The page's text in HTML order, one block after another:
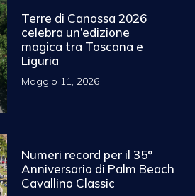
Terre di Canossa 2026
celebra un’edizione
magica tra Toscana e
Liguria
Maggio 11, 2026
Numeri record per il 35°
Anniversario di Palm Beach
Cavallino Classic